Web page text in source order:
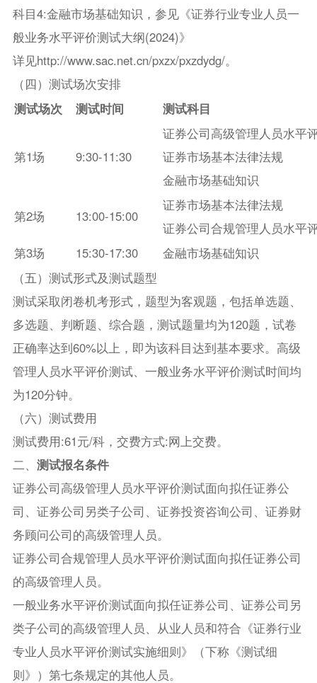
科目4:金融市场基础知识，参见《证券行业专业人员一
般业务水平评价测试大纲(2024)》
详见http://www.sac.net.cn/pxzx/pxzdydg/。
（四）测试场次安排
测试场次
测试时间 测试科目
第1场 9:30-11:30
证券公司高级管理人员水平
证券市场基本法律法规
金融市场基础知识
第2场 13:00-15:00
证券市场基本法律法规
证券公司合规管理人员水平
第3场
15:30-17:30
金融市场基础知识
（五）测试形式及测试题型
测试采取闭卷机考形式，题型为客观题，包括单选题、
多选题、判断题、综合题，测试题量均为120题，试卷
正确率达到60%以上，即为该科目达到基本要求。高级
管理人员水平评价测试、一般业务水平评价测试时间均
为120分钟。
（六）测试费用
测试费用:61元/科，交费方式:网上交费。
二、 测试报名条件
证券公司高级管理人员水平评价测试面向拟任证券公
司、证券公司另类子公司、证券投资咨询公司、证券财
务顾问公司的高级管理人员。
证券公司合规管理人员水平评价测试面向拟任证券公司
的高级管理人员。
一般业务水平评价测试面向拟任证券公司、证券公司另
类子公司的高级管理人员、从业人员和符合《证券行业
专业人员水平评价测试实施细则》（下称《测试细
则》）第七条规定的其他人员。